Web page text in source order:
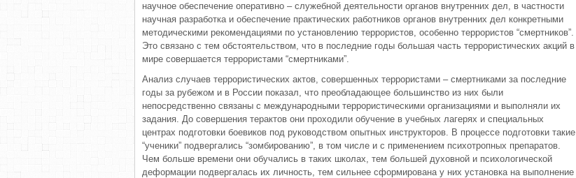
научное обеспечение оперативно – служебной деятельности органов внутренних дел, в частности
научная разработка и обеспечение практических работников органов внутренних дел конкретными
методическими рекомендациями по установлению террористов, особенно террористов “смертников”.
Это связано с тем обстоятельством, что в последние годы большая часть террористических акций в
мире совершается террористами “смертниками”.
Анализ случаев террористических актов, совершенных террористами – смертниками за последние
годы за рубежом и в России показал, что преобладающее большинство из них были
непосредственно связаны с международными террористическими организациями и выполняли их
задания. До совершения терактов они проходили обучение в учебных лагерях и специальных
центрах подготовки боевиков под руководством опытных инструкторов. В процессе подготовки такие
“ученики” подвергались “зомбированию”, в том числе и с применением психотропных препаратов.
Чем больше времени они обучались в таких школах, тем большей духовной и психологической
деформации подвергалась их личность, тем сильнее сформирована у них установка на выполнение